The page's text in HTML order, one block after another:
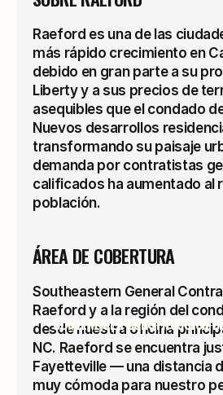
Diseñado, permisado y
construido por un solo
contratista
VER
CONSTRUCCIÓN DE
IGLESIAS
congregaciones:
santuarios, salones de VER
COMIENZA LA CONSTRUCCIÓN
Raeford es una de las
más rápido crecimiento en
debido en gran parte a su
Liberty y a sus precios de
asequibles que el condado
Nuevos desarrollos
transformando su paisaje
demanda por contratistas
calificados ha aumentado al
población.
ÁREA DE COBERTURA
Southeastern General
Raeford y a la región del
desde nuestra oficina
NC. Raeford se encuentra
Fayetteville — una distancia
muy cómoda para nuestro